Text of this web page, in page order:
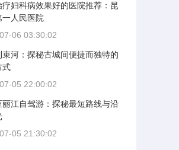
疗妇科病效果好的医院推荐：昆
一人民医院
06 03:30:02
束河：探秘古城间便捷而独特的
式
05 22:00:02
丽江自驾游：探秘最短路线与沿
05 21:30:02